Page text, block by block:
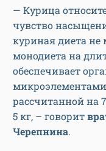
— Курица
чувство
куриная диета не
монодиета на
обеспечивает
рассчитанной на
5 кг, – говорит
Черепнина.